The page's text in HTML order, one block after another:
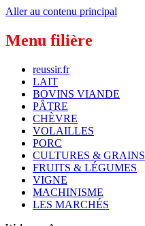
Aller au contenu principal
Menu filière
reussir.fr
LAIT
BOVINS VIANDE
PÂTRE
CHÈVRE
VOLAILLES
PORC
CULTURES & GRAINS
FRUITS & LÉGUMES
VIGNE
MACHINISME
LES MARCHÉS